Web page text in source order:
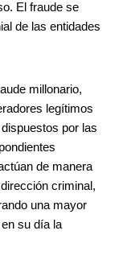
El fraude se
de las entidades
millonario,
legítimos
por las
de manera
criminal,
una mayor
su día la